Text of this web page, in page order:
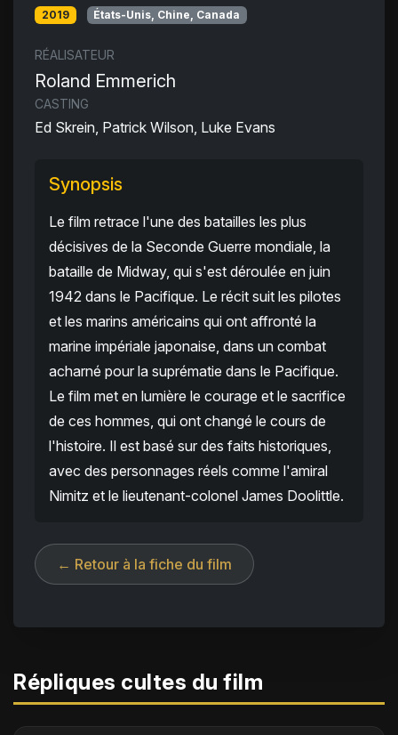
2019 États-Unis, Chine, Canada
RÉALISATEUR
Roland Emmerich
CASTING
Ed Skrein, Patrick Wilson, Luke Evans
Synopsis
Le film retrace l'une des batailles les plus
décisives de la Seconde Guerre mondiale, la
bataille de Midway, qui s'est déroulée en juin
1942 dans le Pacifique. Le récit suit les pilotes
et les marins américains qui ont affronté la
marine impériale japonaise, dans un combat
acharné pour la suprématie dans le Pacifique.
Le film met en lumière le courage et le sacrifice
de ces hommes, qui ont changé le cours de
l'histoire. Il est basé sur des faits historiques,
avec des personnages réels comme l'amiral
Nimitz et le lieutenant-colonel James Doolittle.
← Retour à la fiche du film
Répliques cultes du film